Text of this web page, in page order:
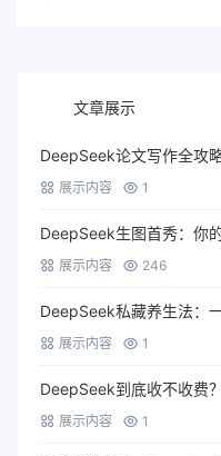
文章展示
DeepSeek论文写作全攻
展示内容 1
DeepSeek生图首秀：你
展示内容 246
DeepSeek私藏养生法：
展示内容 1
DeepSeek到底收不收费
展示内容 1